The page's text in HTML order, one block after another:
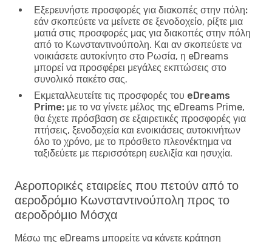
Εξερευνήστε προσφορές για διακοπές στην πόλη:
εάν σκοπεύετε να μείνετε σε ξενοδοχείο, ρίξτε μια
ματιά στις προσφορές μας για διακοπές στην πόλη
από το Κωνσταντινούπολη. Και αν σκοπεύετε να
νοικιάσετε αυτοκίνητο στο Ρωσία, η eDreams
μπορεί να προσφέρει μεγάλες εκπτώσεις στο
συνολικό πακέτο σας.
Εκμεταλλευτείτε τις προσφορές του eDreams
Prime: με το να γίνετε μέλος της eDreams Prime,
θα έχετε πρόσβαση σε εξαιρετικές προσφορές για
πτήσεις, ξενοδοχεία και ενοικιάσεις αυτοκινήτων
όλο το χρόνο, με το πρόσθετο πλεονέκτημα να
ταξιδεύετε με περισσότερη ευελιξία και ησυχία.
Αεροπορικές εταιρείες που πετούν από το
αεροδρόμιο Κωνσταντινούπολη προς το
αεροδρόμιο Μόσχα
Μέσω της eDreams μπορείτε να κάνετε κράτηση